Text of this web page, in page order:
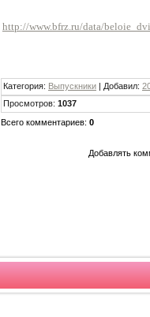
http://www.bfrz.ru/data/
Категория: Выпускники | Добавил:
Просмотров: 1037
Всего комментариев: 0
Добавлять